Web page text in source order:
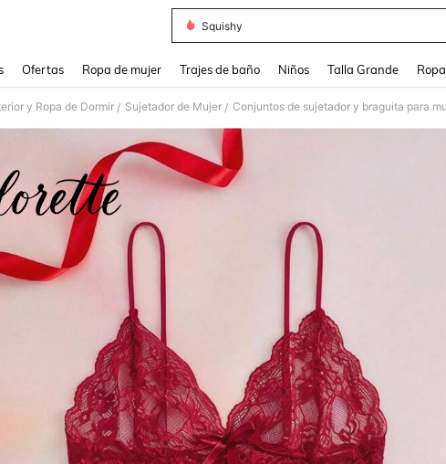
Squishy
Ofertas Ropa de mujer Trajes de baño Niños Talla Grande
y Ropa de Dormir / Sujetador de Mujer / Conjuntos de sujetador y braguita para